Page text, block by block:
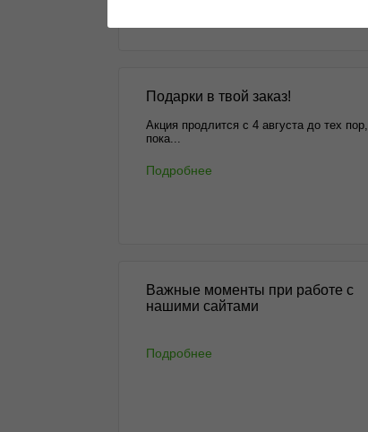
Подарки в твой заказ!
Акция продлится с 4 августа до тех пор,
пока...
Подробнее
Важные моменты при работе с
нашими сайтами
Подробнее